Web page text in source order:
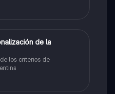
de la
los criterios de